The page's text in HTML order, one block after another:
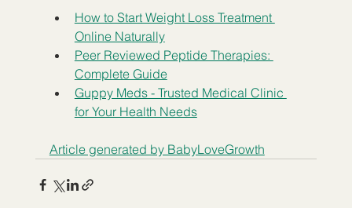
How to Start Weight Loss Treatment
Online Naturally
Peer Reviewed Peptide Therapies:
Complete Guide
Guppy Meds - Trusted Medical Clinic
for Your Health Needs
Article generated by BabyLoveGrowth